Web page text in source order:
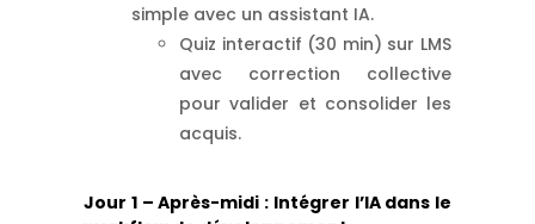
simple avec un assistant IA.
Quiz interactif (30 min) sur LMS
avec correction collective
pour valider et consolider les
acquis.
Jour 1 – Après-midi : Intégrer l’IA dans le